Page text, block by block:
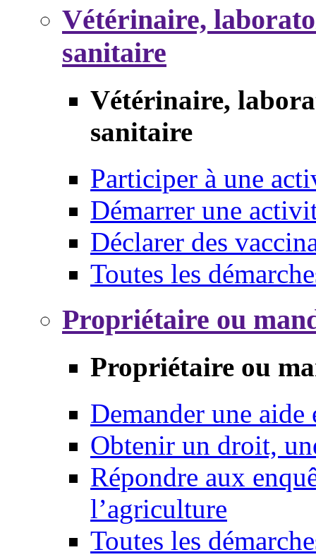
Vétérinaire,
sanitaire
Vétérinaire,
sanitaire
Participer à une
Démarrer une
Déclarer des
Toutes les
Propriétaire ou
Propriétaire ou
Demander une aide
Obtenir un droit,
Répondre aux
l’agriculture
Toutes les